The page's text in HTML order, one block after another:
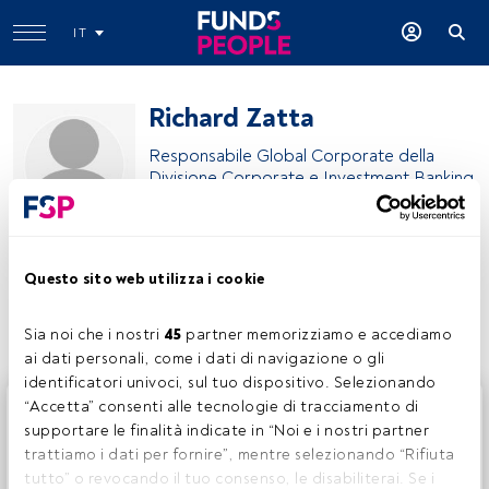
Questo sito web utilizza i cookie
Sia noi che i nostri 45 partner memorizziamo e accediamo
ai dati personali, come i dati di navigazione o gli
identificatori univoci, sul tuo dispositivo. Selezionando
“Accetta” consenti alle tecnologie di tracciamento di
supportare le finalità indicate in “Noi e i nostri partner
trattiamo i dati per fornire”, mentre selezionando “Rifiuta
tutto” o revocando il tuo consenso, le disabiliterai. Se i
IT
Richard Zatta
Responsabile Global Corporate della
Divisione Corporate e Investment Banking
Condividi:
Questo è un articolo riservato agli utenti FundsPeople. Se
sei già registrato, accedi tramite il pulsante Login. Se non
hai ancora un account, ti invitiamo a registrarti per scoprire
tutti i contenuti che FundsPeople ha da offrire.